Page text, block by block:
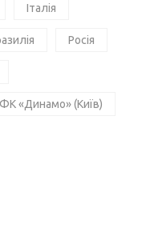
Італія
Росія
ФК «Динамо» (Київ)